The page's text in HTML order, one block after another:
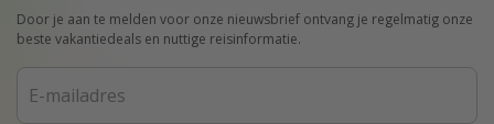
Door je aan te melden voor onze nieuwsbrief ontvang je regelmatig onze
beste vakantiedeals en nuttige reisinformatie.